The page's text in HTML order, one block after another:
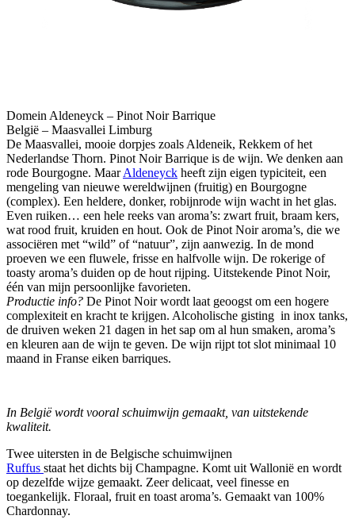
Domein Aldeneyck – Pinot Noir Barrique
België – Maasvallei Limburg
De Maasvallei, mooie dorpjes zoals Aldeneik, Rekkem of het
Nederlandse Thorn. Pinot Noir Barrique is de wijn. We denken aan
rode Bourgogne. MaarAldeneyck heeft zijn eigen typiciteit, een
mengeling van nieuwe wereldwijnen (fruitig) en Bourgogne
(complex). Een heldere, donker, robijnrode wijn wacht in het glas.
Even ruiken… een hele reeks van aroma’s: zwart fruit, braam kers,
wat rood fruit, kruiden en hout. Ook de Pinot Noir aroma’s, die we
associëren met “wild” of “natuur”, zijn aanwezig. In de mond
proeven we een fluwele, frisse en halfvolle wijn. De rokerige of
toasty aroma’s duiden op de hout rijping. Uitstekende Pinot Noir,
één van mijn persoonlijke favorieten.
Productie info? De Pinot Noir wordt laat geoogst om een hogere
complexiteit en kracht te krijgen. Alcoholische gisting in inox tanks,
de druiven weken 21 dagen in het sap om al hun smaken, aroma’s
en kleuren aan de wijn te geven. De wijn rijpt tot slot minimaal 10
maand in Franse eiken barriques.
In België wordt vooral schuimwijn gemaakt, van uitstekende
kwaliteit.
Twee uitersten in de Belgische schuimwijnen
Ruffus staat het dichts bij Champagne. Komt uit Wallonië en wordt
op dezelfde wijze gemaakt. Zeer delicaat, veel finesse en
toegankelijk. Floraal, fruit en toast aroma’s. Gemaakt van 100%
Chardonnay.